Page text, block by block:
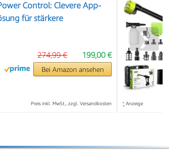
Control: Clevere App-
für stärkere
199,00 €
274,99 €
Bei Amazon ansehen
Preis inkl. MwSt., zzgl. Versandkosten * Anzeige
❯